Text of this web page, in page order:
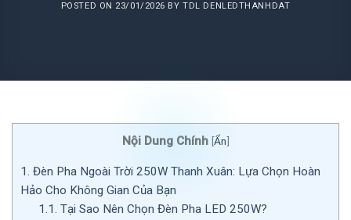
POSTED ON 23/01/2026 BYTDL DENLEDTHANHDAT
Nội Dung Chính [Ẩn]
1. Đèn Pha Ngoài Trời 250W Thanh Xuân: Lựa Chọn Hoàn
Hảo Cho Không Gian Của Bạn
1.1. Tại Sao Nên Chọn Đèn Pha LED 250W?